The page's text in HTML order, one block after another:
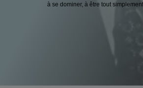
à se dominer, à être tout